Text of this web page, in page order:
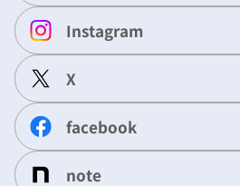
Instagram
X
facebook
note